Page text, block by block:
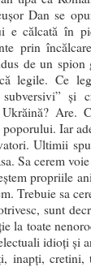
Dan se
e călcată în
prin
de un
legile. Ce
și
Are.
Iar
Ultimii
Sa cerem
propriile
Trebuie sa
sunt
la toate
idioți și
inapți, cretini,